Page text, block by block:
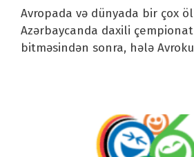
Avropada və dünyada bir çox
Azərbaycanda daxili
bitməsindən sonra, hələ